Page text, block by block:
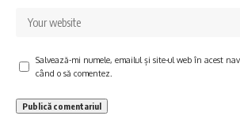
Salvează-mi numele, emailul și site-ul web în acest
când o să comentez.